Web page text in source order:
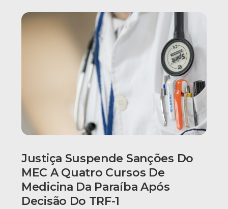
Justiça Suspende Sanções Do
MEC A Quatro Cursos De
Medicina Da Paraíba Após
Decisão Do TRF-1